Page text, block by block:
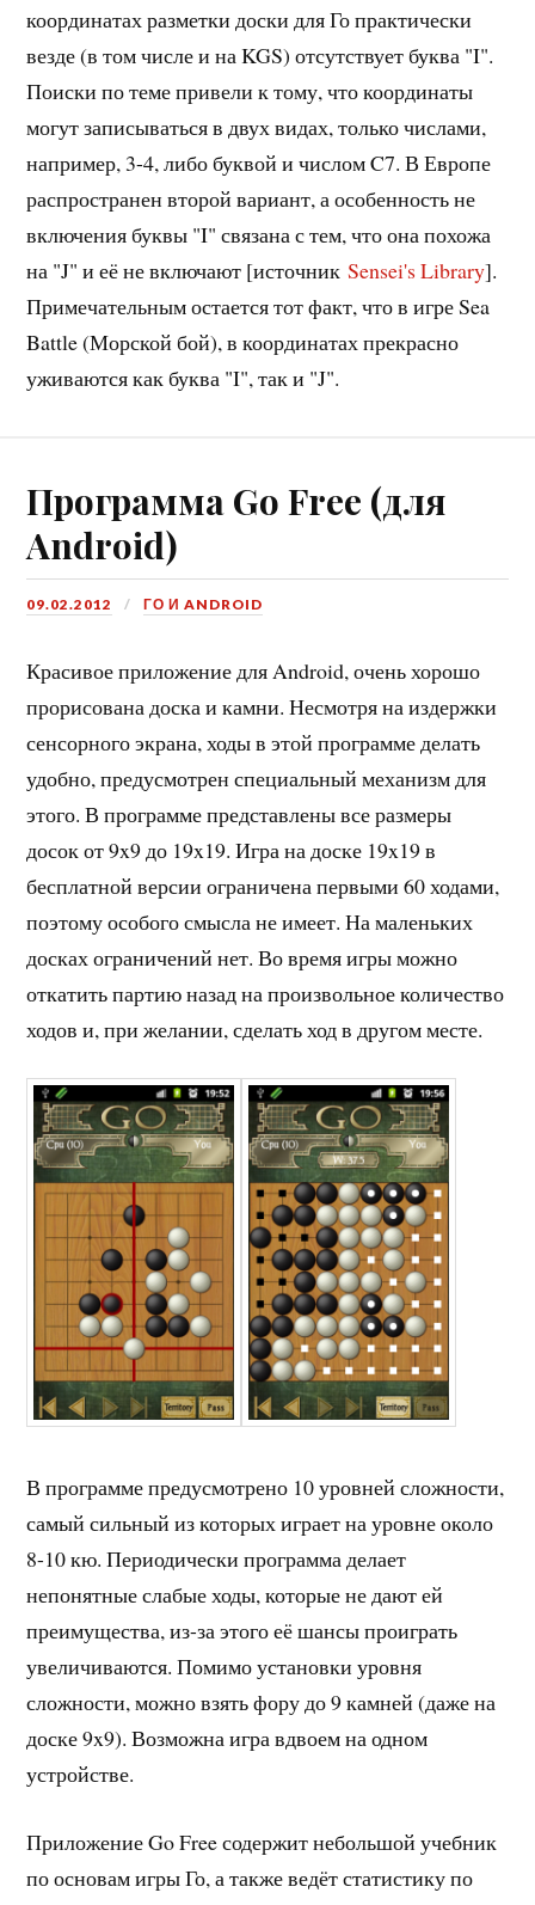
координатах разметки доски для Го практически
везде (в том числе и на KGS) отсутствует буква "I".
Поиски по теме привели к тому, что координаты
могут записываться в двух видах, только числами,
например, 3-4, либо буквой и числом C7. В Европе
распространен второй вариант, а особенность не
включения буквы "I" связана с тем, что она похожа
на "J" и её не включают [источникSensei's Library].
Примечательным остается тот факт, что в игре Sea
Battle (Морской бой), в координатах прекрасно
уживаются как буква "I", так и "J".
Программа Go Free (для
Android)
09.02.2012 ГО И ANDROID
Красивое приложение для Android, очень хорошо
прорисована доска и камни. Несмотря на издержки
сенсорного экрана, ходы в этой программе делать
удобно, предусмотрен специальный механизм для
этого. В программе представлены все размеры
досок от 9x9 до 19x19. Игра на доске 19x19 в
бесплатной версии ограничена первыми 60 ходами,
поэтому особого смысла не имеет. На маленьких
досках ограничений нет. Во время игры можно
откатить партию назад на произвольное количество
ходов и, при желании, сделать ход в другом месте.
В программе предусмотрено 10 уровней сложности,
самый сильный из которых играет на уровне около
8-10 кю. Периодически программа делает
непонятные слабые ходы, которые не дают ей
преимущества, из-за этого её шансы проиграть
увеличиваются. Помимо установки уровня
сложности, можно взять фору до 9 камней (даже на
доске 9x9). Возможна игра вдвоем на одном
устройстве.
Приложение Go Free содержит небольшой учебник
по основам игры Го, а также ведёт статистику по